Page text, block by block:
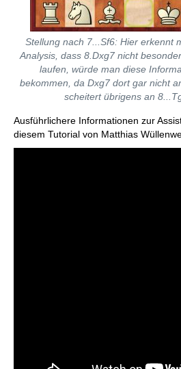
Stellung nach 7...Sf6: Hier erkennt
Analysis, dass 8.Dxg7 nicht
laufen, würde man diese
bekommen, da Dxg7 dort gar nicht
scheitert übrigens an
Ausführlichere Informationen zur
diesem Tutorial von Matthias